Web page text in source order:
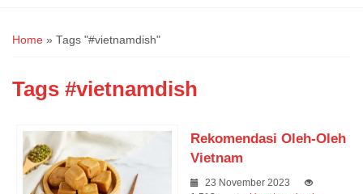
Home » Tags "#vietnamdish"
Tags #vietnamdish
Rekomendasi Oleh-Oleh
Vietnam
23 November 2023